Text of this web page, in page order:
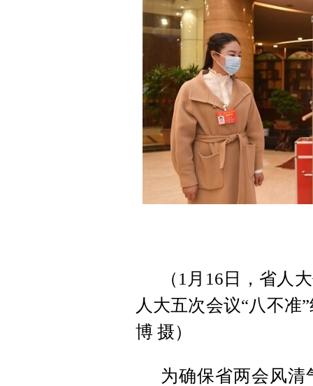
（1月16日，省人
人大五次会议“八不准
博 摄）
为确保省两会风